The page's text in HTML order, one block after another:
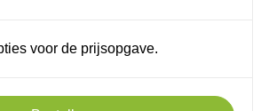
voor de prijsopgave.